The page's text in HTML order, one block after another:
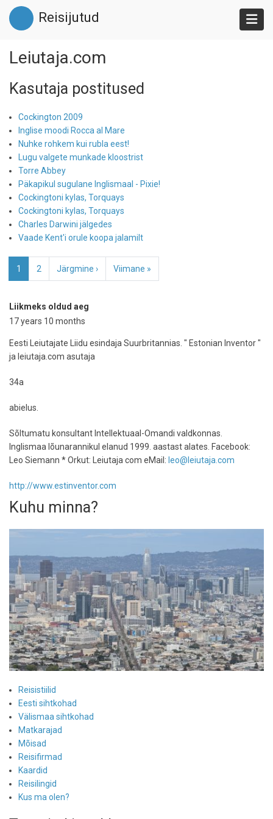
Liigu
edasi
põhisisu
Reisijutud
Leiutaja.com
Kasutaja postitused
Cockington 2009
Inglise moodi Rocca al Mare
Nuhke rohkem kui rubla eest!
Lugu valgete munkade kloostrist
Torre Abbey
Päkapikul sugulane Inglismaal - Pixie!
Cockingtoni kylas, Torquays
Cockingtoni kylas, Torquays
Charles Darwini jälgedes
Vaade Kent'i orule koopa jalamilt
Pagination
Eesolev
leht
1 Page
2
Järgmine
leht
Järgmine ›
Viimane
leht
Viimane »
Liikmeks oldud aeg
17 years 10 months
Eesti Leiutajate Liidu esindaja Suurbritannias. " Estonian Inventor "
ja leiutaja.com asutaja
34a
abielus.
Sõltumatu konsultant Intellektuaal-Omandi valdkonnas.
Inglismaa lõunarannikul elanud 1999. aastast alates. Facebook:
Leo Siemann * Orkut: Leiutaja com eMail: leo@leiutaja.com
http://www.estinventor.com
Kuhu minna?
Reisistiilid
Eesti sihtkohad
Välismaa sihtkohad
Matkarajad
Mõisad
Reisifirmad
Kaardid
Reisilingid
Kus ma olen?